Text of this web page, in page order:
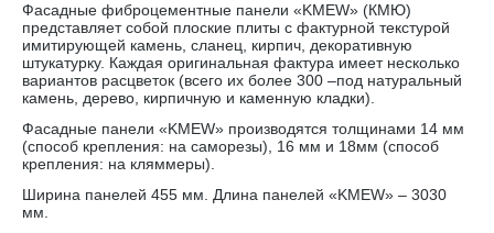
Фасадные фиброцементные панели «KMEW» (КМЮ)
представляет собой плоские плиты с фактурной текстурой
имитирующей камень, сланец, кирпич, декоративную
штукатурку. Каждая оригинальная фактура имеет несколько
вариантов расцветок (всего их более 300 –под натуральный
камень, дерево, кирпичную и каменную кладки).
Фасадные панели «KMEW» производятся толщинами 14 мм
(способ крепления: на саморезы), 16 мм и 18мм (способ
крепления: на кляммеры).
Ширина панелей 455 мм. Длина панелей «KMEW» – 3030
мм.